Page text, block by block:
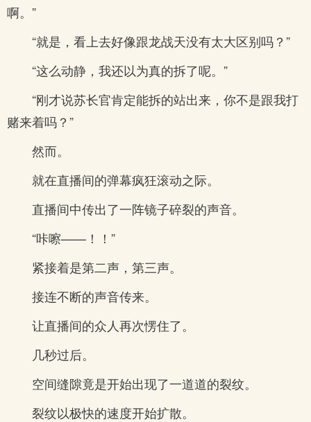
啊。”
“就是，看上去好像跟龙战天没有太大区别吗？”
“这么动静，我还以为真的拆了呢。”
“刚才说苏长官肯定能拆的站出来，你不是跟我打
赌来着吗？”
然而。
就在直播间的弹幕疯狂滚动之际。
直播间中传出了一阵镜子碎裂的声音。
“咔嚓——！！”
紧接着是第二声，第三声。
接连不断的声音传来。
让直播间的众人再次愣住了。
几秒过后。
空间缝隙竟是开始出现了一道道的裂纹。
裂纹以极快的速度开始扩散。